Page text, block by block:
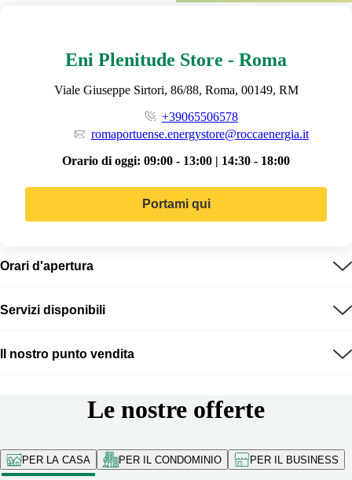
Eni Plenitude Store - Roma
Viale Giuseppe Sirtori, 86/88, Roma, 00149, RM
+39065506578
romaportuense.energystore@roccaenergia.it
Orario di oggi: 09:00 - 13:00 | 14:30 - 18:00
Portami qui
Orari d'apertura
Servizi disponibili
Il nostro punto vendita
Le nostre offerte
PER LA CASA PER IL CONDOMINIO PER IL BUSINESS